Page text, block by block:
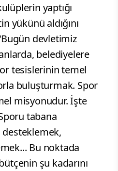
yaptığı
yükünü aldığını
devletimiz
belediyelere
tesislerinin temel
buluşturmak. Spor
misyonudur. İşte
tabana
Bu noktada
şu kadarını